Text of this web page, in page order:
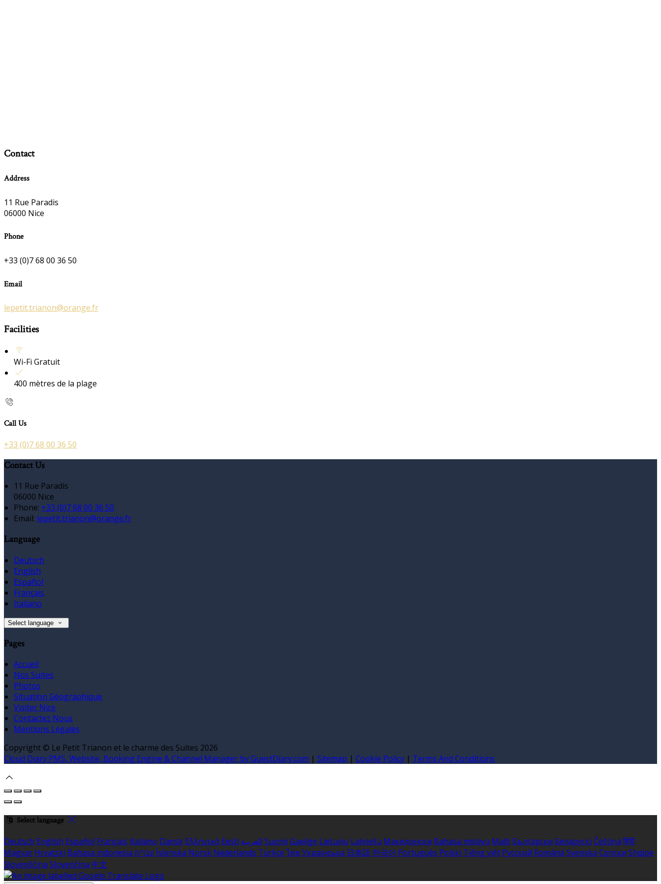
Contact
Address
11 Rue Paradis
06000 Nice
Phone
+33 (0)7 68 00 36 50
Email
lepetit.trianon@orange.fr
Facilities
Wi-Fi Gratuit
400 mètres de la plage
Call Us
+33 (0)7 68 00 36 50
Contact Us
11 Rue Paradis
06000 Nice
Phone: +33 (0)7 68 00 36 50
Email: lepetit.trianon@orange.fr
Language
Deutsch
English
Español
Français
Italiano
Select language
Pages
Accueil
Nos Suites
Photos
Situation Géographique
Visiter Nice
Contactez Nous
Mentions Légales
Copyright © Le Petit Trianon et le charme des Suites 2026
Cloud Diary PMS, Website, Booking Engine & Channel Manager by GuestDiary.com | Sitemap | Cookie Policy | Terms And Conditions
Select language
Deutsch English Español Français Italiano Dansk Ελληνικά Eesti العربية Suomi Gaeilge Lietuvių Latviešu Македонски Bahasa melayu Malti Български Беларускі Čeština हिंदी
Magyar Hrvatski Bahasa indonesia עברית Íslenska Norsk Nederlands Türkçe ไทย Українська 日本語 한국어 Português Polski Tiếng việt Русский Română Svenska Српски Shqipe
Slovenščina Slovenčina 中文